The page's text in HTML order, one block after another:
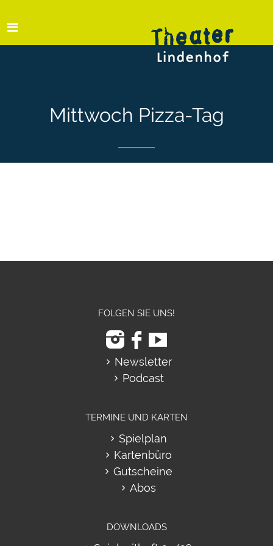
Mittwoch Pizza-Tag
FOLGEN SIE UNS!
Newsletter
Podcast
TERMINE UND KARTEN
Spielplan
Kartenbüro
Gutscheine
Abos
DOWNLOADS